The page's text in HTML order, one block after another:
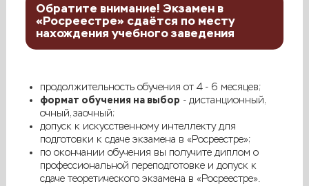
Обратите внимание! Экзамен в
«Росреестре» сдаётся по месту
нахождения учебного заведения
продолжительность обучения от 4 - 6 месяцев;
формат обучения на выбор - дистанционный,
очный, заочный;
допуск к искусственному интеллекту для
подготовки к сдаче экзамена в «Росреестре»;
по окончании обучения вы получите диплом о
профессиональной переподготовке и допуск к
сдаче теоретического экзамена в «Росреестре».